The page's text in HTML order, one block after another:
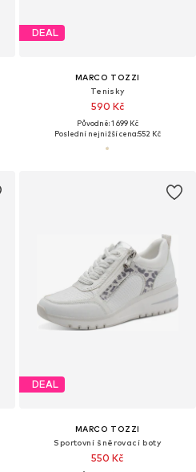
DEAL
MARCO TOZZI
Tenisky
590 Kč
Původně: 1 699 Kč
Poslední nejnižší cena:552 Kč
DEAL
MARCO TOZZI
Sportovní šněrovací boty
550 Kč